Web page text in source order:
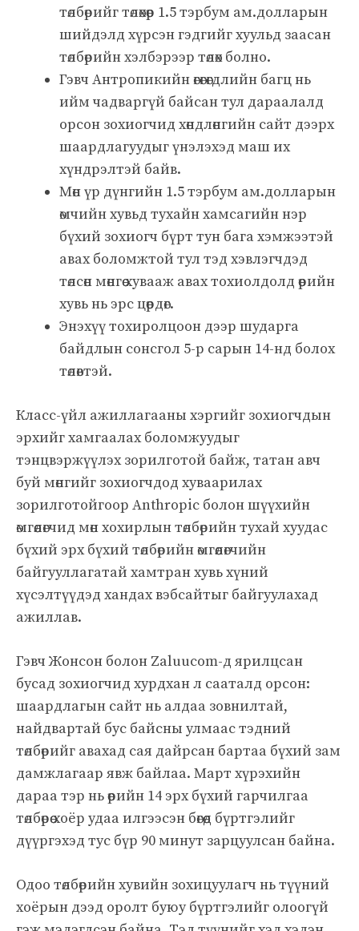
төлбөрийг төлөхөөр 1.5 тэрбум ам.долларын
шийдэлд хүрсэн гэдгийг хуульд заасан
төлбөрийн хэлбэрээр төлөх болно.
Гэвч Антропикийн өгөгөгдлийн багц нь
ийм чадваргүй байсан тул дараалалд
орсон зохиогчид хөндлөнгийн сайт дээрх
шаардлагуудыг үнэлэхэд маш их
хүндрэлтэй байв.
Мөн үр дүнгийн 1.5 тэрбум ам.долларын
өмчийн хувьд тухайн хамсагийн нэр
бүхий зохиогч бүрт тун бага хэмжээтэй
авах боломжтой тул тэд хэвлэгчдэд
төлсөн мөнгөө хувааж авах тохиолдолд өөрийн
хувь нь эрс цөөрдөг.
Энэхүү тохиролцоон дээр шударга
байдлын сонсгол 5-р сарын 14-нд болох
төлөвтэй.
Класс-үйл ажиллагааны хэргийг зохиогчдын
эрхийг хамгаалах боломжуудыг
тэнцвэржүүлэх зорилготой байж, татан авч
буй мөнгийг зохиогчдод хуваарилах
зорилготойгоор Anthropic болон шүүхийн
өмгөөлөгчид мөн хохирлын төлбөрийн тухай хуудас
бүхий эрх бүхий төлбөрийн өмгөөлөгчийн
байгууллагатай хамтран хувь хүний
хүсэлтүүдэд хандах вэбсайтыг байгуулахад
ажиллав.
Гэвч Жонсон болон Zaluucom-д ярилцсан
бусад зохиогчид хурдхан л сааталд орсон:
шаардлагын сайт нь алдаа зовнилтай,
найдвартай бус байсны улмаас тэдний
төлбөрийг авахад сая дайрсан бартаа бүхий зам
дамжлагаар явж байлаа. Март хүрэхийн
дараа тэр нь өөрийн 14 эрх бүхий гарчилгаа
төлбөрөө хоёр удаа илгээсэн бөгөөд бүртгэлийг
дүүргэхэд тус бүр 90 минут зарцуулсан байна.
Одоо төлбөрийн хувийн зохицуулагч нь түүний
хоёрын дээд оролт буюу бүртгэлийг олоогүй